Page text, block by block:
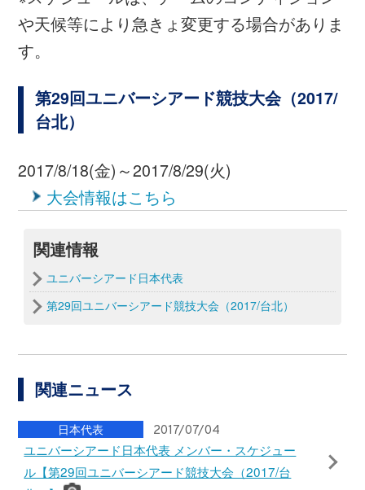
代表
見る
する
関わる
サッカーを通じて豊かなスポーツ文化を創造し、